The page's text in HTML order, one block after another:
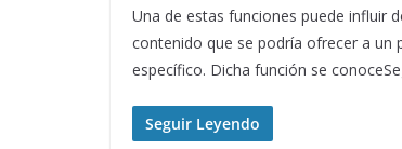
Una de estas funciones puede influir
contenido que se podría ofrecer a un
específico. Dicha función se
Seguir Leyendo